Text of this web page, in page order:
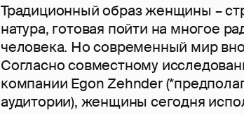
Традиционный образ женщины –
натура, готовая пойти на многое
человека. Но современный мир
Согласно совместному
компании Egon Zehnder
аудитории), женщины сегодня